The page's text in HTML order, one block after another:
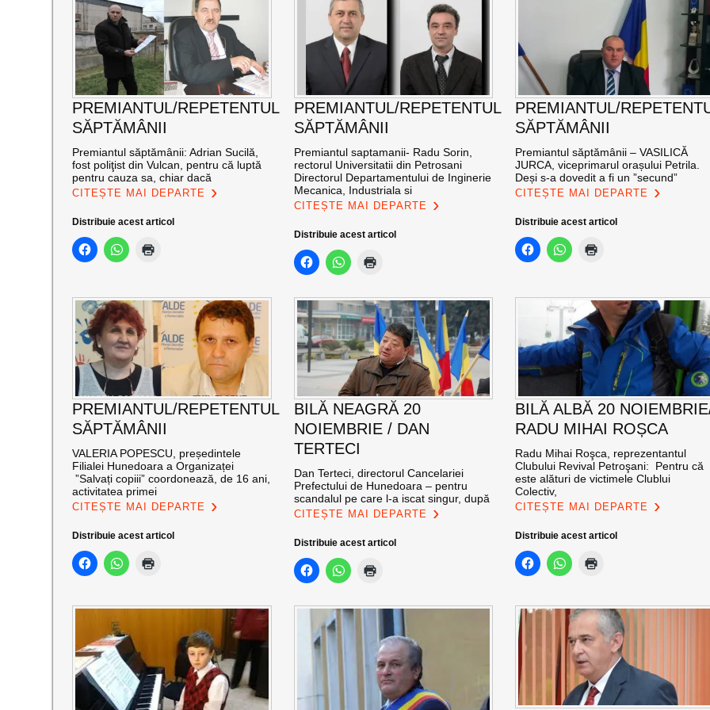
PREMIANTUL/REPETENTUL
SĂPTĂMÂNII
Premiantul săptămânii: Adrian Sucilă,
fost poliţist din Vulcan, pentru că luptă
pentru cauza sa, chiar dacă
CITEȘTE MAI DEPARTE
Distribuie acest articol
PREMIANTUL/REPETENTUL
SĂPTĂMÂNII
Premiantul saptamanii- Radu Sorin,
rectorul Universitatii din Petrosani
Directorul Departamentului de Inginerie
Mecanica, Industriala si
CITEȘTE MAI DEPARTE
Distribuie acest articol
PREMIANTUL/
SĂPTĂMÂNII
Premiantul săptămânii – VASILICĂ
JURCA, viceprimarul orașului Petrila.
Deși s-a dovedit a fi un ”secund”
CITEȘTE MAI DEPARTE
Distribuie acest articol
PREMIANTUL/REPETENTUL
SĂPTĂMÂNII
VALERIA POPESCU, președintele
Filialei Hunedoara a Organizaței
”Salvați copiii” coordonează, de 16 ani,
activitatea primei
CITEȘTE MAI DEPARTE
Distribuie acest articol
BILĂ NEAGRĂ 20
NOIEMBRIE / DAN
TERTECI
Dan Terteci, directorul Cancelariei
Prefectului de Hunedoara – pentru
scandalul pe care l-a iscat singur, după
CITEȘTE MAI DEPARTE
Distribuie acest articol
BILĂ ALBĂ 20
RADU MIHAI ROȘCA
Radu Mihai Roşca, reprezentantul
Clubului Revival Petroşani: Pentru că
este alături de victimele Clublui
Colectiv,
CITEȘTE MAI DEPARTE
Distribuie acest articol